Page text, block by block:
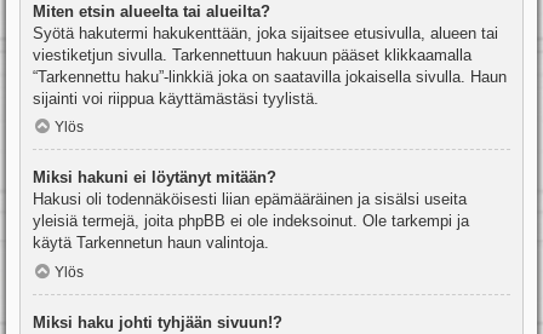
Miten etsin alueelta tai alueilta?
Syötä hakutermi hakukenttään, joka sijaitsee etusivulla, alueen tai
viestiketjun sivulla. Tarkennettuun hakuun pääset klikkaamalla
“Tarkennettu haku”-linkkiä joka on saatavilla jokaisella sivulla. Haun
sijainti voi riippua käyttämästäsi tyylistä.
Ylös
Miksi hakuni ei löytänyt mitään?
Hakusi oli todennäköisesti liian epämääräinen ja sisälsi useita
yleisiä termejä, joita phpBB ei ole indeksoinut. Ole tarkempi ja
käytä Tarkennetun haun valintoja.
Ylös
Miksi haku johti tyhjään sivuun!?